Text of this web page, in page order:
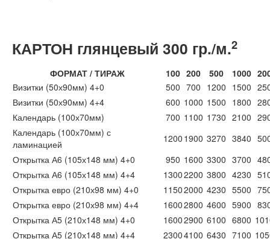
КАРТОН глянцевый 300 гр./м.2
ФОРМАТ / ТИРАЖ 100 200 500 1000
Визитки (50х90мм) 4+0
500 700 1200 1500
Визитки (50х90мм) 4+4
600 1000 1500 1800
Календарь (100х70мм)
700 1100 1730 2100
Календарь (100х70мм) с
ламинацией
1200 1900 3270 3840
Открытка А6 (105х148 мм) 4+0
950 1600 3300 3700
Открытка А6 (105х148 мм) 4+4
13002200 3800 4230
Открытка евро (210х98 мм) 4+0
11502000 4230 5500
Открытка евро (210х98 мм) 4+4
16002800 4600 5900
Открытка А5 (210х148 мм) 4+0
16002900 6100 6800
Открытка А5 (210х148 мм) 4+4
23004100 6430 7100